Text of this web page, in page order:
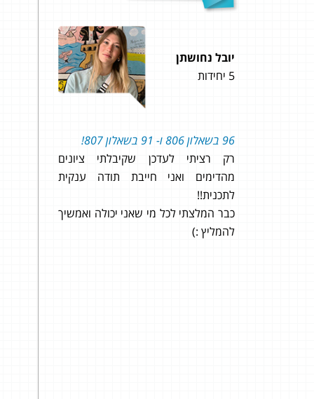
יובל נחושתן
רק רציתי לעדכן שקיבלתי ציונים
מהדימים ואני חייבת תודה ענקית
לתכנית!!
כבר המלצתי לכל מי שאני יכולה ואמשיך
להמליץ :)
תומר חכם
5 יחידות
וקליטות.
היחס אישי